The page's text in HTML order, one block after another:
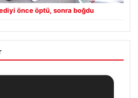
önce öptü, sonra boğdu